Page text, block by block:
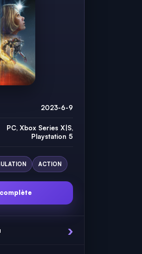
2023-6-9
PC, Xbox Series X|S,
Playstation 5
ACTION